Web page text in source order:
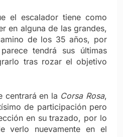
el escalador tiene como
en alguna de las grandes,
de los 35 años, por
tendrá sus últimas
tras rozar el objetivo
centrará en la Corsa Rosa,
de participación pero
en su trazado, por lo
verlo nuevamente en el